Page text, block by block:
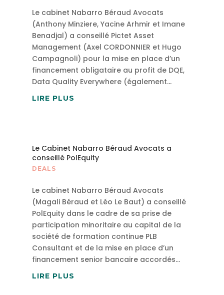
Le cabinet Nabarro Béraud Avocats
(Anthony Minziere, Yacine Arhmir et Imane
Benadjal) a conseillé Pictet Asset
Management (Axel CORDONNIER et Hugo
Campagnoli) pour la mise en place d’un
financement obligataire au profit de DQE,
Data Quality Everywhere (également...
LIRE PLUS
Le Cabinet Nabarro Béraud Avocats a
conseillé PolEquity
DEALS
Le cabinet Nabarro Béraud Avocats
(Magali Béraud et Léo Le Baut) a conseillé
PolEquity dans le cadre de sa prise de
participation minoritaire au capital de la
société de formation continue PLB
Consultant et de la mise en place d’un
financement senior bancaire accordés...
LIRE PLUS